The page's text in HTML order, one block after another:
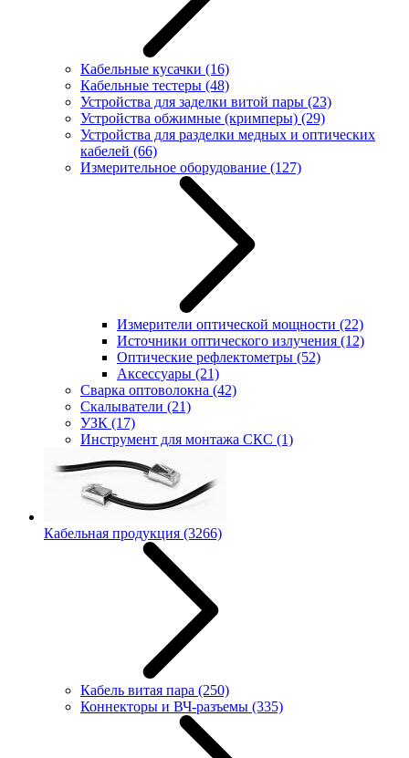
Кабельные кусачки (16)
Кабельные тестеры (48)
Устройства для заделки витой пары (23)
Устройства обжимные (кримперы) (29)
Устройства для разделки медных и оптических
кабелей (66)
Измерительное оборудование (127)
Измерители оптической мощности (22)
Источники оптического излучения (12)
Оптические рефлектометры (52)
Аксессуары (21)
Сварка оптоволокна (42)
Скалыватели (21)
УЗК (17)
Инструмент для монтажа СКС (1)
Кабельная продукция (3266)
Кабель витая пара (250)
Коннекторы и ВЧ-разъемы (335)